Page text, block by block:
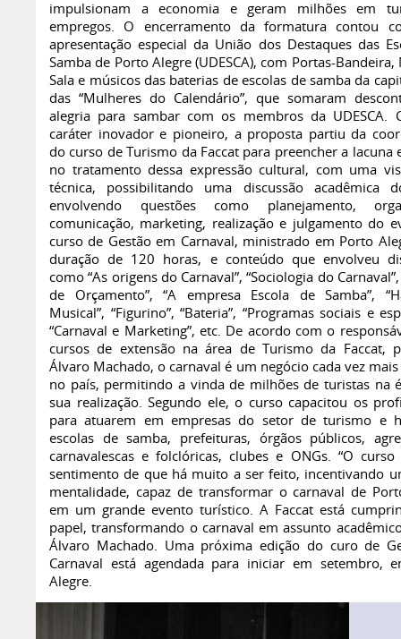
impulsionam a economia e geram milhões em
empregos. O encerramento da formatura contou
apresentação especial da União dos Destaques das
Samba de Porto Alegre (UDESCA), com Portas-Bandeira,
Sala e músicos das baterias de escolas de samba da
das “Mulheres do Calendário”, que somaram
alegria para sambar com os membros da UDESCA.
caráter inovador e pioneiro, a proposta partiu da
do curso de Turismo da Faccat para preencher a lacuna
no tratamento dessa expressão cultural, com uma
técnica, possibilitando uma discussão acadêmica
envolvendo questões como planejamento,
comunicação, marketing, realização e julgamento do
curso de Gestão em Carnaval, ministrado em Porto
duração de 120 horas, e conteúdo que envolveu
como “As origens do Carnaval”, “Sociologia do
de Orçamento”, “A empresa Escola de Samba”,
Musical”, “Figurino”, “Bateria”, “Programas sociais e
“Carnaval e Marketing”, etc. De acordo com o
cursos de extensão na área de Turismo da Faccat,
Álvaro Machado, o carnaval é um negócio cada vez
no país, permitindo a vinda de milhões de turistas na
sua realização. Segundo ele, o curso capacitou os
para atuarem em empresas do setor de turismo e
escolas de samba, prefeituras, órgãos públicos,
carnavalescas e folclóricas, clubes e ONGs. “O
sentimento de que há muito a ser feito, incentivando
mentalidade, capaz de transformar o carnaval de
em um grande evento turístico. A Faccat está
papel, transformando o carnaval em assunto
Álvaro Machado. Uma próxima edição do curo de
Carnaval está agendada para iniciar em setembro,
Alegre.